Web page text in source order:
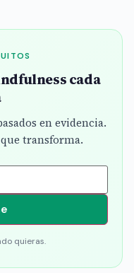
cada
en evidencia.
transforma.
quieras.